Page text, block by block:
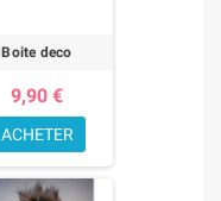
Boite deco
9,90 €
ACHETER